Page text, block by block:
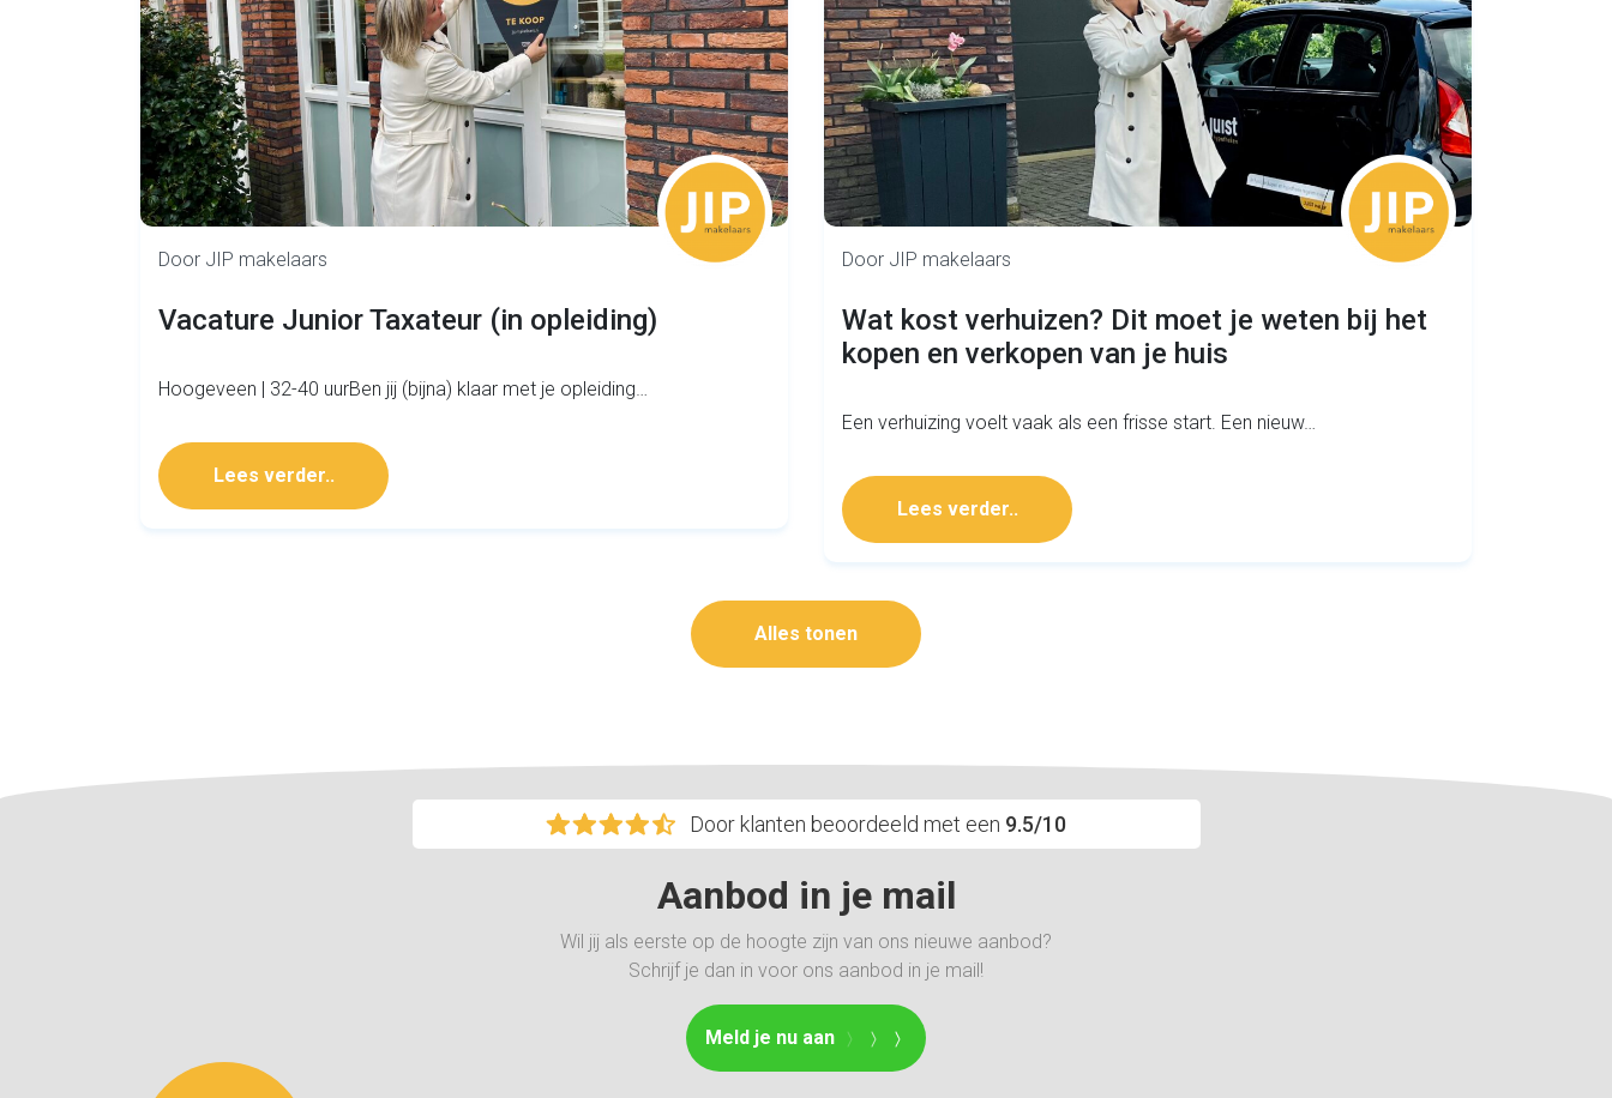
Door JIP makelaars
Vacature Junior Taxateur (in opleiding)
Hoogeveen | 32-40 uurBen jij (bijna) klaar met je opleiding…
Lees verder..
Door JIP makelaars
Wat kost verhuizen? Dit moet je weten bij het
kopen en verkopen van je huis
Een verhuizing voelt vaak als een frisse start. Een nieuw…
Lees verder..
Alles tonen
Door klanten beoordeeld met een 9.5/10
Aanbod in je mail
Wil jij als eerste op de hoogte zijn van ons nieuwe aanbod?
Schrijf je dan in voor ons aanbod in je mail!
Meld je nu aan